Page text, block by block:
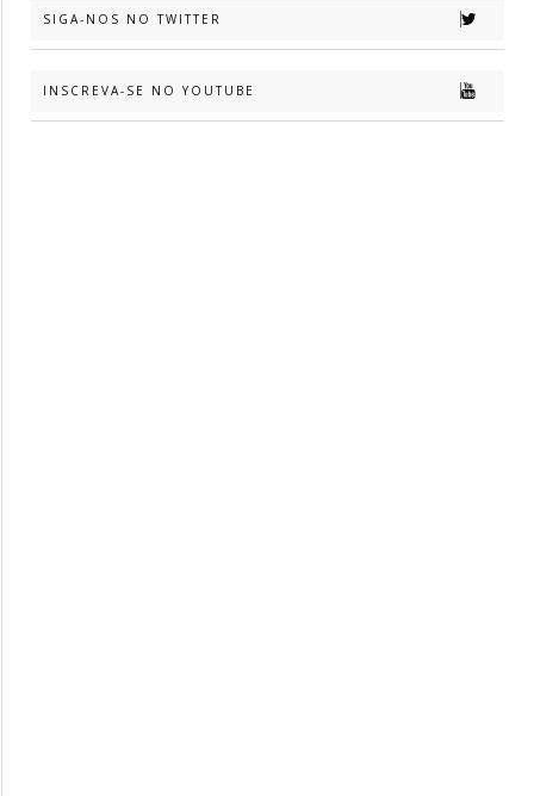
SIGA-NOS NO TWITTER
INSCREVA-SE NO YOUTUBE